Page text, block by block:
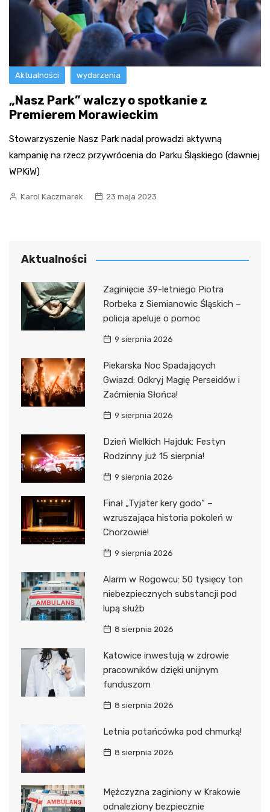
Aktualności wydarzenia
„Nasz Park” walczy o spotkanie z
Premierem Morawieckim
Stowarzyszenie Nasz Park nadal prowadzi aktywną
kampanię na rzecz przywrócenia do Parku Śląskiego (dawniej
WPKiW)
Karol Kaczmarek 23 maja 2023
Aktualności
Zaginięcie 39-letniego Piotra
Rorbeka z Siemianowic Śląskich –
policja apeluje o pomoc
9 sierpnia 2026
Piekarska Noc Spadających
Gwiazd: Odkryj Magię Perseidów i
Zaćmienia Słońca!
9 sierpnia 2026
Dzień Wielkich Hajduk: Festyn
Rodzinny już 15 sierpnia!
9 sierpnia 2026
Finał „Tyjater kery godo” –
wzruszająca historia pokoleń w
Chorzowie!
9 sierpnia 2026
Alarm w Rogowcu: 50 tysięcy ton
niebezpiecznych substancji pod
lupą służb
8 sierpnia 2026
Katowice inwestują w zdrowie
pracowników dzięki unijnym
funduszom
8 sierpnia 2026
Letnia potańcówka pod chmurką!
8 sierpnia 2026
Mężczyzna zaginiony w Krakowie
odnaleziony bezpiecznie